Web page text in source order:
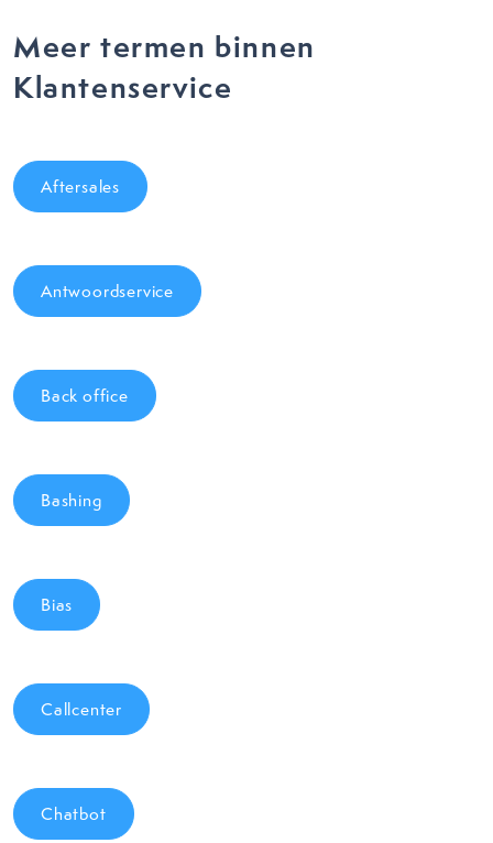
Meer termen binnen
Klantenservice
Aftersales
Antwoordservice
Back office
Bashing
Bias
Callcenter
Chatbot